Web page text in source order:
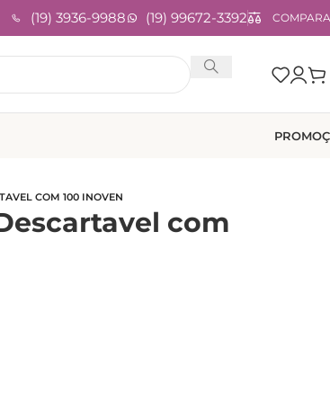
(19) 3936-9988 (19) 99672-3392
COM 100 INOVEN
com